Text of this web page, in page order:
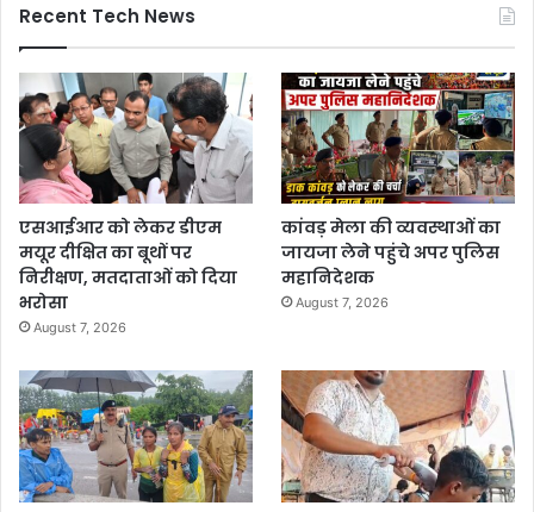
Recent Tech News
एसआईआर को लेकर डीएम
मयूर दीक्षित का बूथों पर
निरीक्षण, मतदाताओं को दिया
भरोसा
August 7, 2026
कांवड़ मेला की व्यवस्थाओं का
जायजा लेने पहुंचे अपर पुलिस
महानिदेशक
August 7, 2026